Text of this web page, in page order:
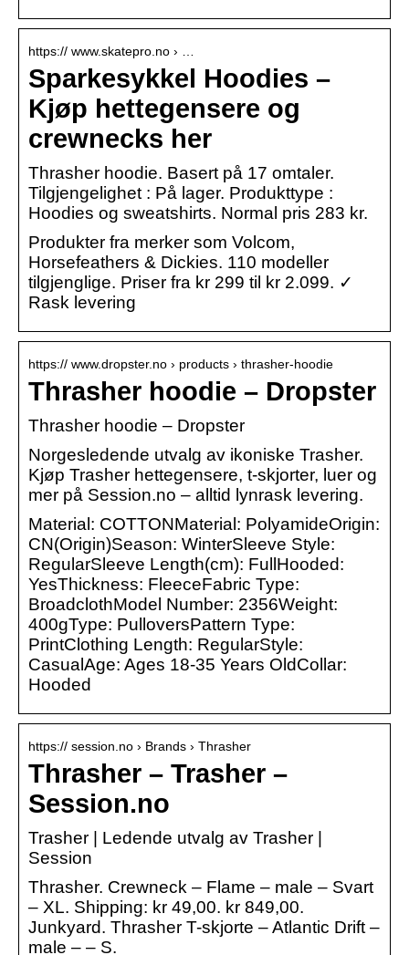
https:// www.skatepro.no › …
Sparkesykkel Hoodies –
Kjøp hettegensere og
crewnecks her
Thrasher hoodie. Basert på 17 omtaler.
Tilgjengelighet : På lager. Produkttype :
Hoodies og sweatshirts. Normal pris 283 kr.
Produkter fra merker som Volcom,
Horsefeathers & Dickies. 110 modeller
tilgjenglige. Priser fra kr 299 til kr 2.099. ✓
Rask levering
https:// www.dropster.no › products › thrasher-hoodie
Thrasher hoodie – Dropster
Thrasher hoodie – Dropster
Norgesledende utvalg av ikoniske Trasher.
Kjøp Trasher hettegensere, t-skjorter, luer og
mer på Session.no – alltid lynrask levering.
Material: COTTONMaterial: PolyamideOrigin:
CN(Origin)Season: WinterSleeve Style:
RegularSleeve Length(cm): FullHooded:
YesThickness: FleeceFabric Type:
BroadclothModel Number: 2356Weight:
400gType: PulloversPattern Type:
PrintClothing Length: RegularStyle:
CasualAge: Ages 18-35 Years OldCollar:
Hooded
https:// session.no › Brands › Thrasher
Thrasher – Trasher –
Session.no
Trasher | Ledende utvalg av Trasher |
Session
Thrasher. Crewneck – Flame – male – Svart
– XL. Shipping: kr 49,00. kr 849,00.
Junkyard. Thrasher T-skjorte – Atlantic Drift –
male – – S.